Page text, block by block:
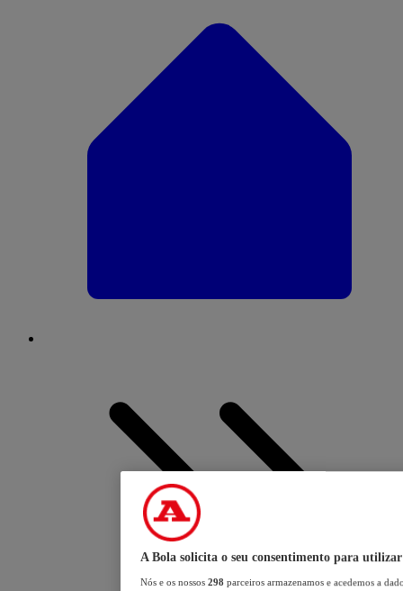
A Bola solicita o seu consentimento para utilizar
Nós e os nossos 298 parceiros armazenamos e acedemos a